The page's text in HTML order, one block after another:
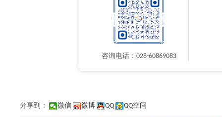
咨询电话：028-60869083
分享到： 微信 微博 QQ QQ空间